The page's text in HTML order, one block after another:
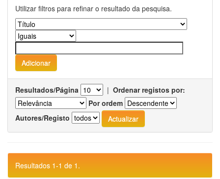
Utilizar filtros para refinar o resultado da pesquisa.
Resultados/Página | Ordenar registos por:
Por ordem
Autores/Registo
Resultados 1-1 de 1.